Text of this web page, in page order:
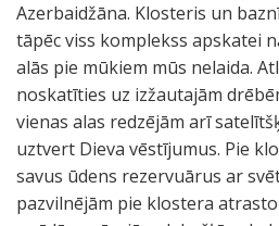
Azerbaidžāna. Klosteris un
tāpēc viss komplekss apskatei
alās pie mūkiem mūs nelaida.
noskatīties uz izžautajām
vienas alas redzējām arī
uztvert Dieva vēstījumus. Pie
savus ūdens rezervuārus ar
pazvilnējām pie klostera